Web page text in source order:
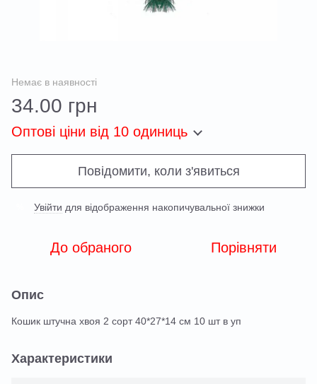
Немає в наявності
34.00 грн
Оптові ціни від 10 одиниць
Повідомити, коли з'явиться
Увійти для відображення накопичувальної знижки
До обраного Порівняти
Опис
Кошик штучна хвоя 2 сорт 40*27*14 см 10 шт в уп
Характеристики